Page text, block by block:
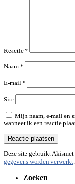
Reactie *
Naam *
E-mail *
Site
Mijn naam, e-mail en
wanneer ik een reactie
Deze site gebruikt
gegevens worden verwerkt.
Zoeken